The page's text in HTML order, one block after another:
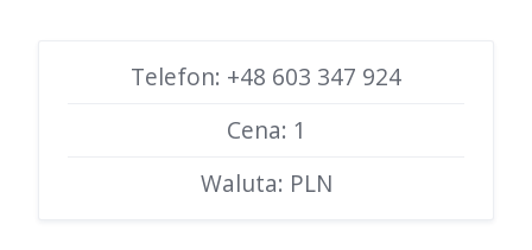
Telefon: +48 603 347 924
Cena: 1
Waluta: PLN